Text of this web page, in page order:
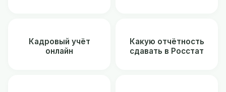
Кадровый учёт
онлайн
Какую отчётность
сдавать в Росстат